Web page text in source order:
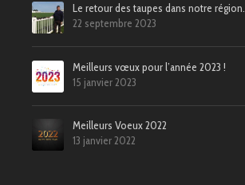
Le retour des taupes dans notre région.
22 septembre 2023
Meilleurs vœux pour l’année 2023 !
15 janvier 2023
Meilleurs Voeux 2022
13 janvier 2022